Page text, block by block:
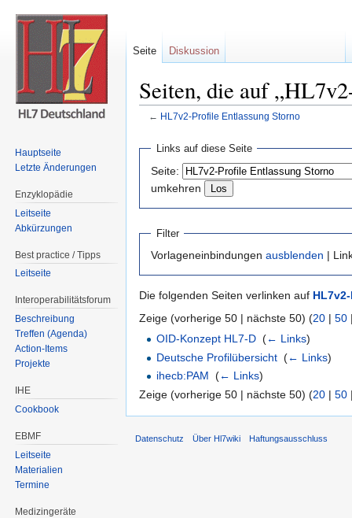
Seiten, die auf
← HL7v2-Profile Entlassung Storno
Links auf diese Seite
Seite:
umkehren
Filter
Vorlageneinbindungen ausblenden |
Die folgenden Seiten verlinken auf
Zeige (vorherige 50 | nächste 50) (20 | 50
OID-Konzept HL7-D ‎(← Links)
Deutsche Profilübersicht ‎(← Links)
ihecb:PAM ‎(← Links)
Zeige (vorherige 50 | nächste 50) (20 | 50
Seite Diskussion
Hauptseite
Letzte Änderungen
Enzyklopädie
Leitseite
Abkürzungen
Best practice / Tipps
Leitseite
Interoperabilitätsforum
Beschreibung
Treffen (Agenda)
Action-Items
Projekte
IHE
Cookbook
EBMF
Leitseite
Materialien
Termine
Medizingeräte
Datenschutz Über Hl7wiki Haftungsausschluss